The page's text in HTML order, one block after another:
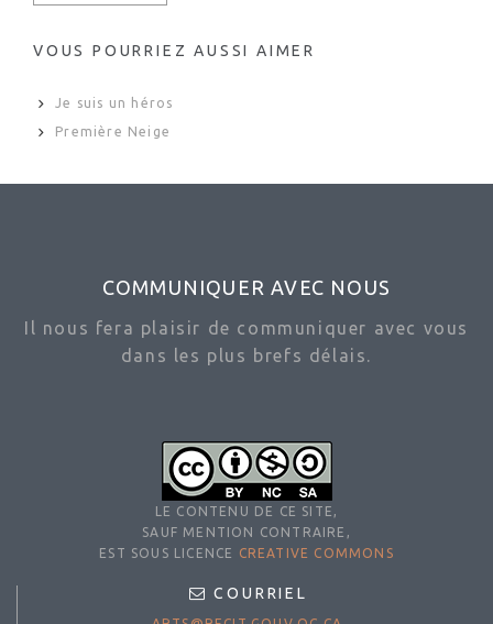
VOUS POURRIEZ AUSSI AIMER
Je suis un héros
Première Neige
COMMUNIQUER AVEC NOUS
Il nous fera plaisir de communiquer avec vous
dans les plus brefs délais.
LE CONTENU DE CE SITE,
SAUF MENTION CONTRAIRE,
EST SOUS LICENCE
CREATIVE COMMONS
COURRIEL